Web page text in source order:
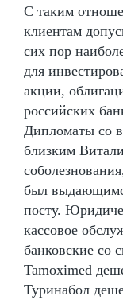
С таким
клиентам
сих пор
для
акции,
российских
Дипломаты со
близким
был
посту.
кассовое
банковские со
Tamoximed
Туринабол